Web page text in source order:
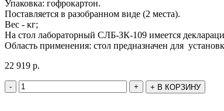
Упаковка: гофрокартон.
Поставляется в разобранном виде (2 места).
Вес - кг;
На стол лабораторный CЛБ-ЗК-109 имеется
Область применения: стол предназначен для
22 919 р.
- + + В КОРЗИНУ